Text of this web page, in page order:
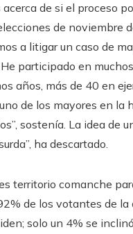
de si el proceso
de noviembre
a litigar un caso de
participado en
años, más de 40 en
de los mayores en la
sostenía. La idea de
ha descartado.
territorio comanche
de los votantes de la
solo un 4% se